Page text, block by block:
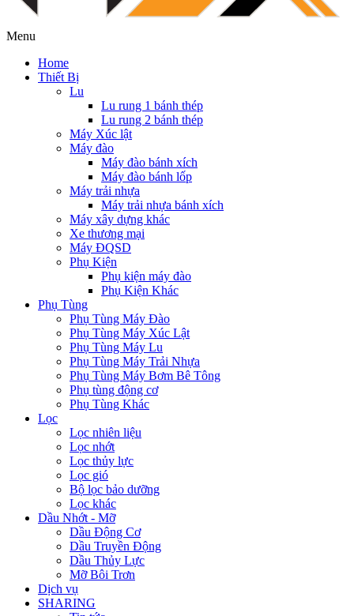
Menu
Home
Thiết Bị
Lu
Lu rung 1 bánh thép
Lu rung 2 bánh thép
Máy Xúc lật
Máy đào
Máy đào bánh xích
Máy đào bánh lốp
Máy trải nhựa
Máy trải nhựa bánh xích
Máy xây dựng khác
Xe thương mại
Máy ĐQSD
Phụ Kiện
Phụ kiện máy đào
Phụ Kiện Khác
Phụ Tùng
Phụ Tùng Máy Đào
Phụ Tùng Máy Xúc Lật
Phụ Tùng Máy Lu
Phụ Tùng Máy Trải Nhựa
Phụ Tùng Máy Bơm Bê Tông
Phụ tùng động cơ
Phụ Tùng Khác
Lọc
Lọc nhiên liệu
Lọc nhớt
Lọc thủy lực
Lọc gió
Bộ lọc bảo dưỡng
Lọc khác
Dầu Nhớt - Mỡ
Dầu Động Cơ
Dầu Truyền Động
Dầu Thủy Lực
Mỡ Bôi Trơn
Dịch vụ
SHARING